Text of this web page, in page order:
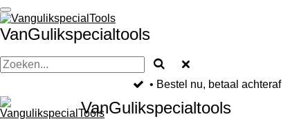
Ga
direct
naar
hoofdinhoud
VanGulikspecialtools
• Bestel nu, betaal achteraf
VanGulikspecialtools